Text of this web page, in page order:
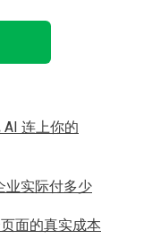
连上你的
业实际付多少
面的真实成本